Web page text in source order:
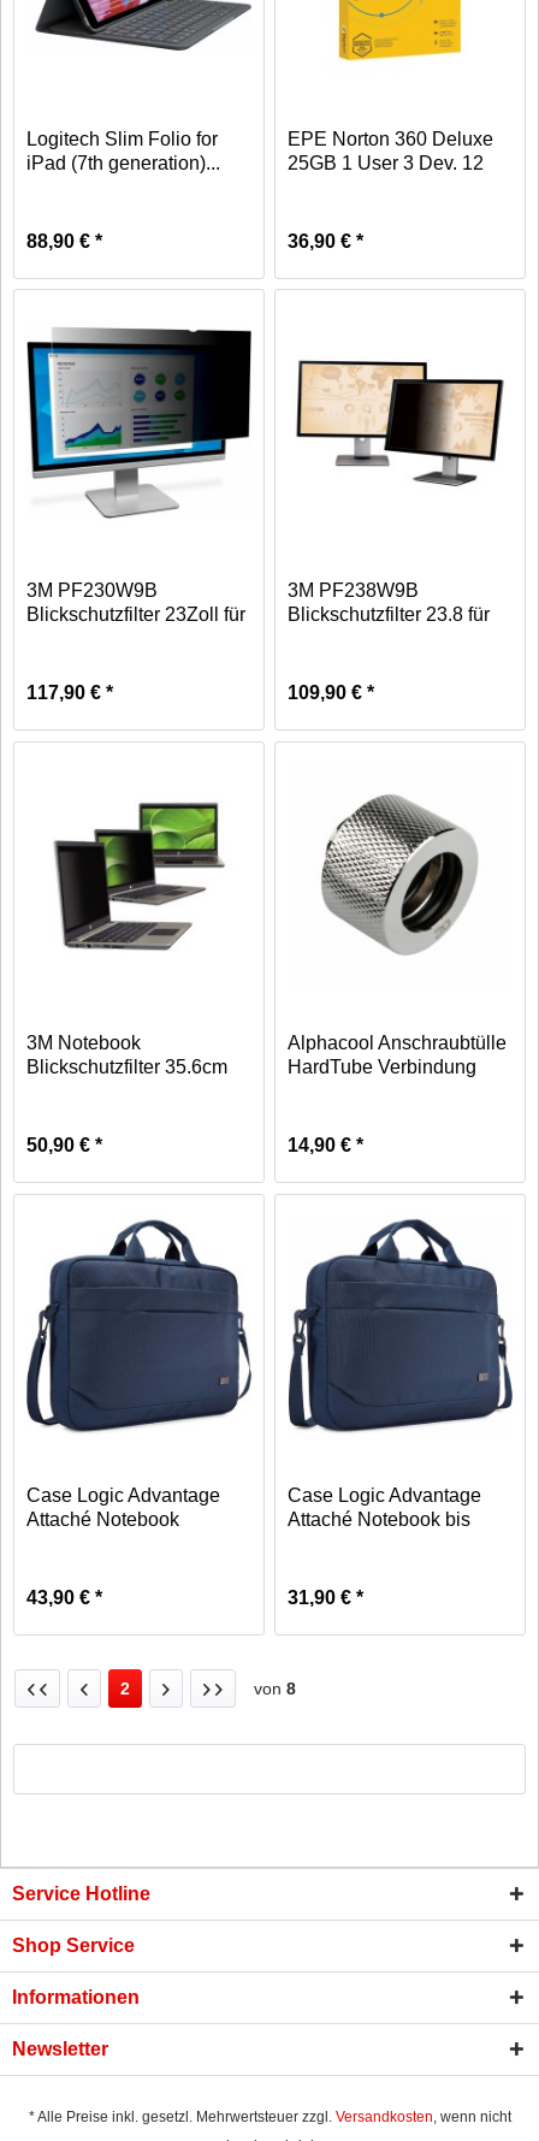
Logitech Slim Folio for
iPad (7th generation)...
88,90 € *
EPE Norton 360 Deluxe
25GB 1 User 3 Dev. 12
36,90 € *
3M PF230W9B
Blickschutzfilter 23Zoll für
117,90 € *
3M PF238W9B
Blickschutzfilter 23.8 für
109,90 € *
3M Notebook
Blickschutzfilter 35.6cm
50,90 € *
Alphacool Anschraubtülle
HardTube Verbindung
14,90 € *
Case Logic Advantage
Attaché Notebook
43,90 € *
Case Logic Advantage
Attaché Notebook bis
31,90 € *
2 von 8
Service Hotline
Shop Service
Informationen
Newsletter
* Alle Preise inkl. gesetzl. Mehrwertsteuer zzgl. Versandkosten , wenn nicht